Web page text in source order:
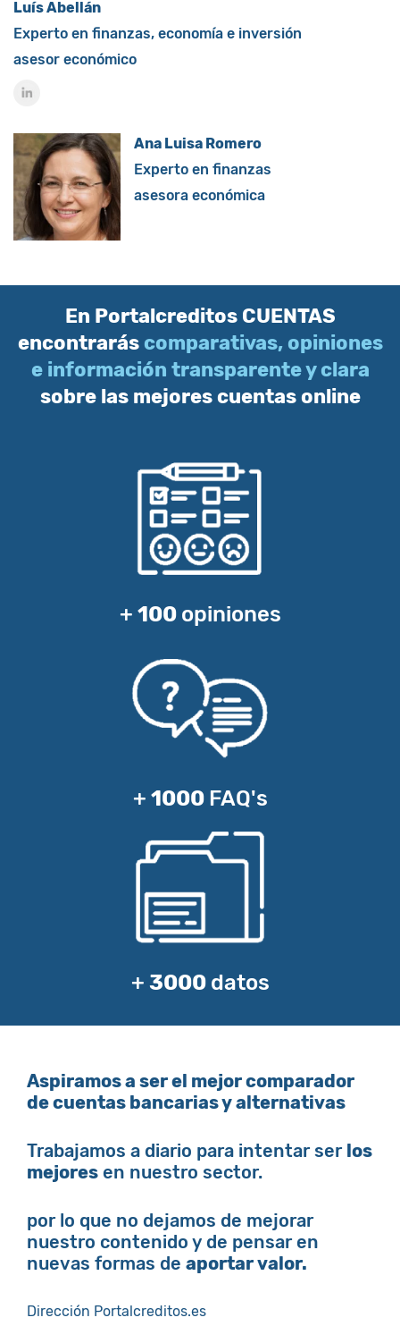
Luís Abellán
Experto en finanzas, economía e inversión
asesor económico
Ana Luisa Romero
Experto en finanzas
asesora económica
En Portalcreditos CUENTAS
encontrarás comparativas, opiniones
e información transparente y clara
sobre las mejores cuentas online
+ 100opiniones
+ 1000FAQ's
+ 3000datos
Aspiramos a ser el mejor comparador
de cuentas bancarias y alternativas
Trabajamos a diario para intentar ser los
mejores en nuestro sector.
por lo que no dejamos de mejorar
nuestro contenido y de pensar en
nuevas formas de aportar valor.
Dirección Portalcreditos.es